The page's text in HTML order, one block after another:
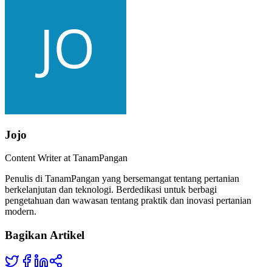
Jojo
Content Writer at TanamPangan
Penulis di TanamPangan yang bersemangat tentang pertanian
berkelanjutan dan teknologi. Berdedikasi untuk berbagi
pengetahuan dan wawasan tentang praktik dan inovasi pertanian
modern.
Bagikan Artikel